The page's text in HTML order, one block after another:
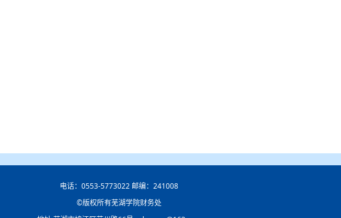
电话：0553-5773022 邮编：241008
©版权所有芜湖学院财务处